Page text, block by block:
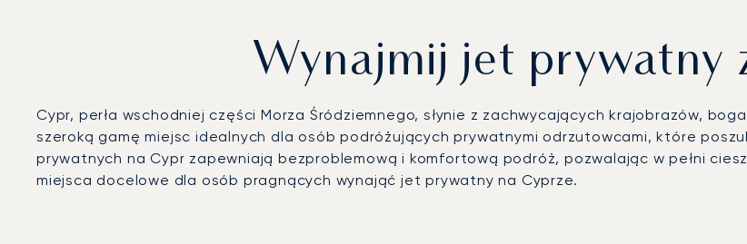
Wynajmij jet prywatny
Cypr, perła wschodniej części Morza Śródziemnego, słynie z zachwycających krajobrazów,
szeroką gamę miejsc idealnych dla osób podróżujących prywatnymi odrzutowcami, które
prywatnych na Cypr zapewniają bezproblemową i komfortową podróż, pozwalając w pełni
miejsca docelowe dla osób pragnących wynająć jet prywatny na Cyprze.